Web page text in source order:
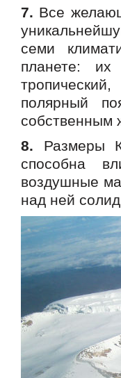
7. Все
семи
планете: их
полярный
собственным
8. Размеры
способна
воздушные
над ней